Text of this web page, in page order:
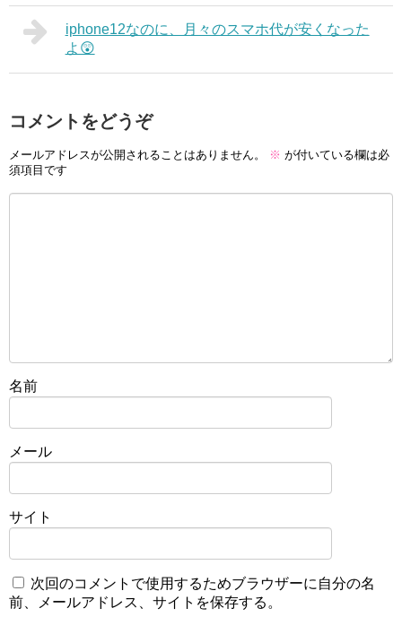
iphone12なのに、月々のスマホ代が安くなった
よ😲
コメントをどうぞ
メールアドレスが公開されることはありません。 ※ が付いている欄は必
須項目です
名前
メール
サイト
次回のコメントで使用するためブラウザーに自分の名
前、メールアドレス、サイトを保存する。